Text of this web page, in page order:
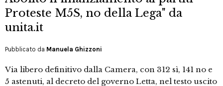
Proteste M5S, no della Lega" da
unita.it
Pubblicato da Manuela Ghizzoni
Via libero definitivo dalla Camera, con 312 sì, 141 no e
5 astenuti, al decreto del governo Letta, nel testo uscito